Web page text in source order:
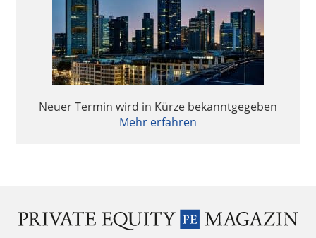
Quo vadis Fondsstandort Deutschland?
Aktuelle Entwicklungen in der Fondsbesteuerung
Aktuelle Entwicklungen in der Fondsbesteuerung
Neuer Termin wird in Kürze bekanntgegeben
Mehr erfahren